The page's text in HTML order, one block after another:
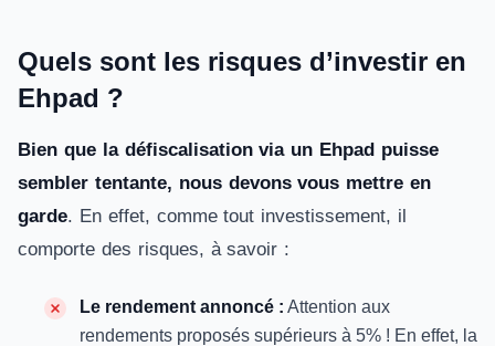
Quels sont les risques d’investir en
Ehpad ?
Bien que la défiscalisation via un Ehpad puisse
sembler tentante, nous devons vous mettre en
garde. En effet, comme tout investissement, il
comporte des risques, à savoir :
Le rendement annoncé : Attention aux
rendements proposés supérieurs à 5% ! En effet, la